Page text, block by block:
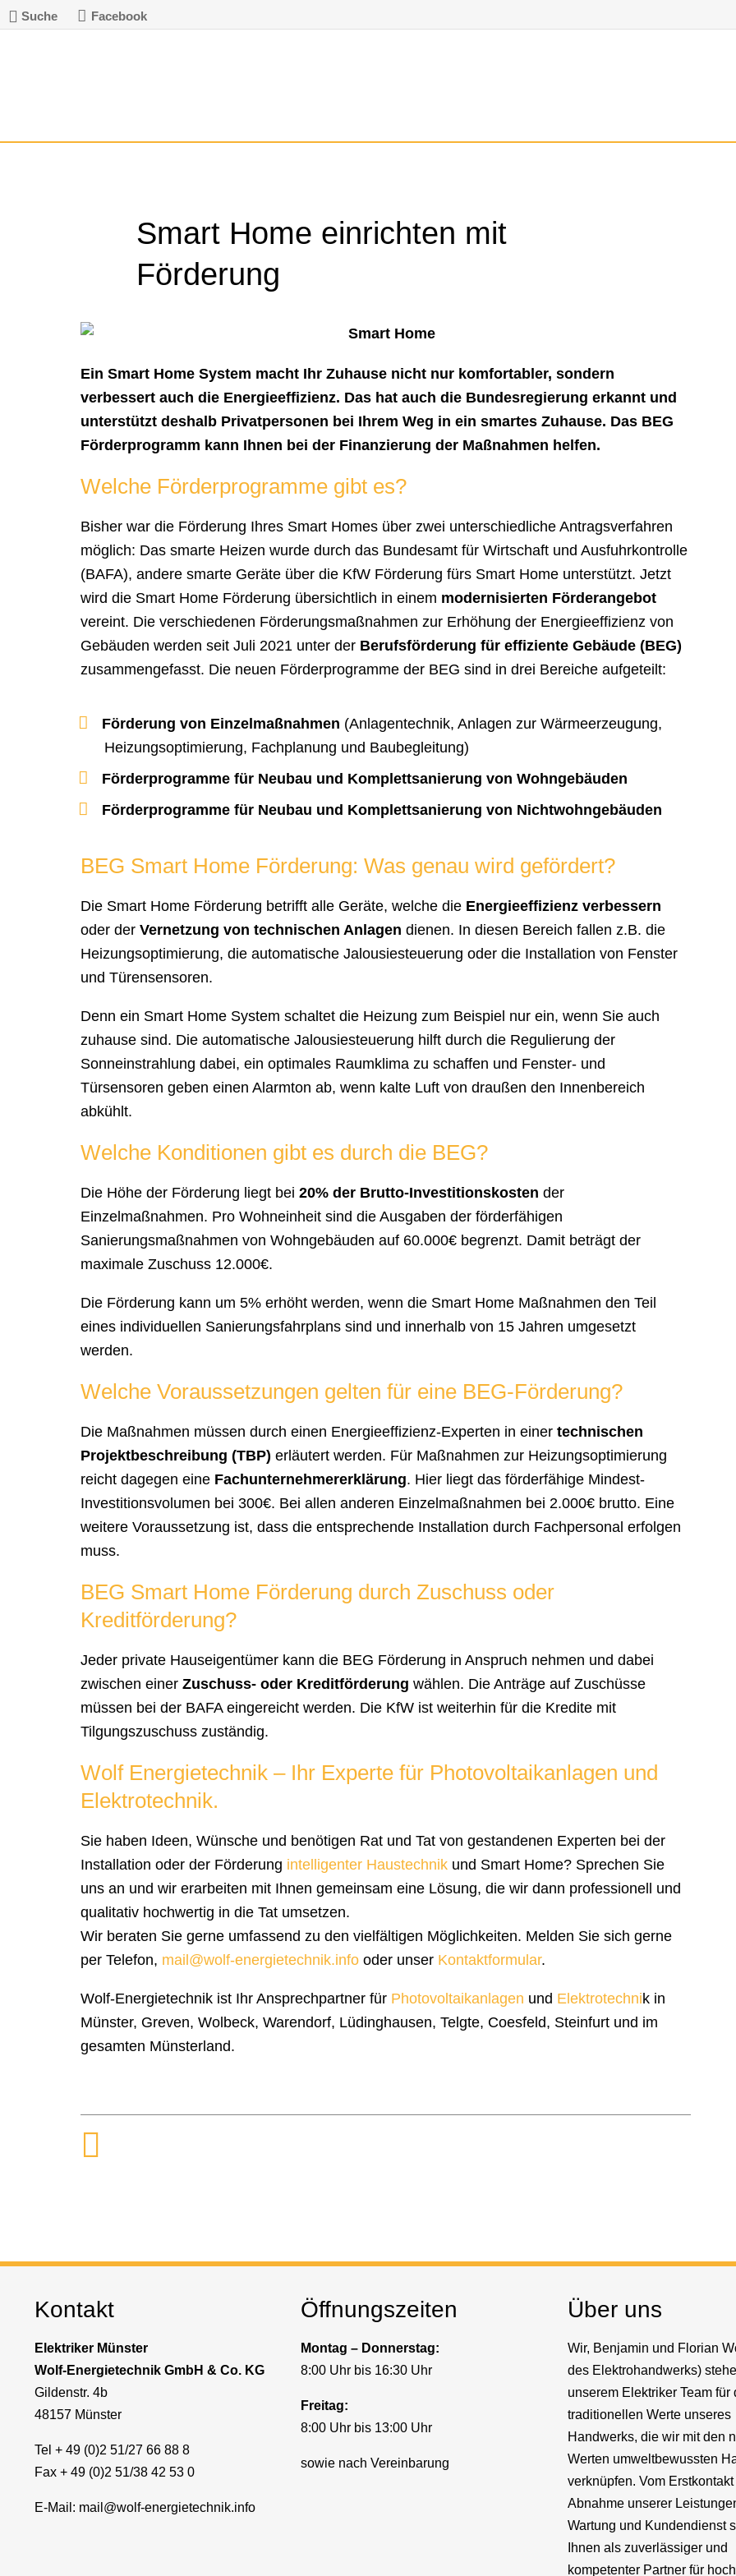
Suche Facebook
Smart Home einrichten mit
Förderung
Ein Smart Home System macht Ihr Zuhause nicht nur komfortabler, sondern
verbessert auch die Energieeffizienz. Das hat auch die Bundesregierung erkannt und
unterstützt deshalb Privatpersonen bei Ihrem Weg in ein smartes Zuhause. Das BEG
Förderprogramm kann Ihnen bei der Finanzierung der Maßnahmen helfen.
Welche Förderprogramme gibt es?
Bisher war die Förderung Ihres Smart Homes über zwei unterschiedliche Antragsverfahren
möglich: Das smarte Heizen wurde durch das Bundesamt für Wirtschaft und Ausfuhrkontrolle
(BAFA), andere smarte Geräte über die KfW Förderung fürs Smart Home unterstützt. Jetzt
wird die Smart Home Förderung übersichtlich in einem modernisierten Förderangebot
vereint. Die verschiedenen Förderungsmaßnahmen zur Erhöhung der Energieeffizienz von
Gebäuden werden seit Juli 2021 unter der Berufsförderung für effiziente Gebäude (BEG)
zusammengefasst. Die neuen Förderprogramme der BEG sind in drei Bereiche aufgeteilt:
Förderung von Einzelmaßnahmen (Anlagentechnik, Anlagen zur Wärmeerzeugung,
Heizungsoptimierung, Fachplanung und Baubegleitung)
Förderprogramme für Neubau und Komplettsanierung von Wohngebäuden
Förderprogramme für Neubau und Komplettsanierung von Nichtwohngebäuden
BEG Smart Home Förderung: Was genau wird gefördert?
Die Smart Home Förderung betrifft alle Geräte, welche die Energieeffizienz verbessern
oder der Vernetzung von technischen Anlagen dienen. In diesen Bereich fallen z.B. die
Heizungsoptimierung, die automatische Jalousiesteuerung oder die Installation von Fenster
und Türensensoren.
Denn ein Smart Home System schaltet die Heizung zum Beispiel nur ein, wenn Sie auch
zuhause sind. Die automatische Jalousiesteuerung hilft durch die Regulierung der
Sonneinstrahlung dabei, ein optimales Raumklima zu schaffen und Fenster- und
Türsensoren geben einen Alarmton ab, wenn kalte Luft von draußen den Innenbereich
abkühlt.
Welche Konditionen gibt es durch die BEG?
Die Höhe der Förderung liegt bei 20% der Brutto-Investitionskosten der
Einzelmaßnahmen. Pro Wohneinheit sind die Ausgaben der förderfähigen
Sanierungsmaßnahmen von Wohngebäuden auf 60.000€ begrenzt. Damit beträgt der
maximale Zuschuss 12.000€.
Die Förderung kann um 5% erhöht werden, wenn die Smart Home Maßnahmen den Teil
eines individuellen Sanierungsfahrplans sind und innerhalb von 15 Jahren umgesetzt
werden.
Welche Voraussetzungen gelten für eine BEG-Förderung?
Die Maßnahmen müssen durch einen Energieeffizienz-Experten in einer technischen
Projektbeschreibung (TBP) erläutert werden. Für Maßnahmen zur Heizungsoptimierung
reicht dagegen eine Fachunternehmererklärung. Hier liegt das förderfähige Mindest-
Investitionsvolumen bei 300€. Bei allen anderen Einzelmaßnahmen bei 2.000€ brutto. Eine
weitere Voraussetzung ist, dass die entsprechende Installation durch Fachpersonal erfolgen
muss.
BEG Smart Home Förderung durch Zuschuss oder
Kreditförderung?
Jeder private Hauseigentümer kann die BEG Förderung in Anspruch nehmen und dabei
zwischen einer Zuschuss- oder Kreditförderung wählen. Die Anträge auf Zuschüsse
müssen bei der BAFA eingereicht werden. Die KfW ist weiterhin für die Kredite mit
Tilgungszuschuss zuständig.
Wolf Energietechnik – Ihr Experte für Photovoltaikanlagen und
Elektrotechnik.
Sie haben Ideen, Wünsche und benötigen Rat und Tat von gestandenen Experten bei der
Installation oder der Förderung intelligenter Haustechnik und Smart Home? Sprechen Sie
uns an und wir erarbeiten mit Ihnen gemeinsam eine Lösung, die wir dann professionell und
qualitativ hochwertig in die Tat umsetzen.
Wir beraten Sie gerne umfassend zu den vielfältigen Möglichkeiten. Melden Sie sich gerne
per Telefon, mail@wolf-energietechnik.info oder unser Kontaktformular.
Wolf-Energietechnik ist Ihr Ansprechpartner für Photovoltaikanlagen und Elektrotechnik in
Münster, Greven, Wolbeck, Warendorf, Lüdinghausen, Telgte, Coesfeld, Steinfurt und im
gesamten Münsterland.
Kontakt
Elektriker Münster
Wolf-Energietechnik GmbH & Co. KG
Gildenstr. 4b
48157 Münster
Tel + 49 (0)2 51/27 66 88 8
Fax + 49 (0)2 51/38 42 53 0
E-Mail: mail@wolf-energietechnik.info
Öffnungszeiten
Montag – Donnerstag:
8:00 Uhr bis 16:30 Uhr
Freitag:
8:00 Uhr bis 13:00 Uhr
sowie nach Vereinbarung
Über uns
Wir, Benjamin und Florian
des Elektrohandwerks)
unserem Elektriker Team für
traditionellen Werte unseres
Handwerks, die wir mit den
Werten umweltbewussten
verknüpfen. Vom
Abnahme unserer
Wartung und Kundendienst
Ihnen als zuverlässiger und
kompetenter Partner für